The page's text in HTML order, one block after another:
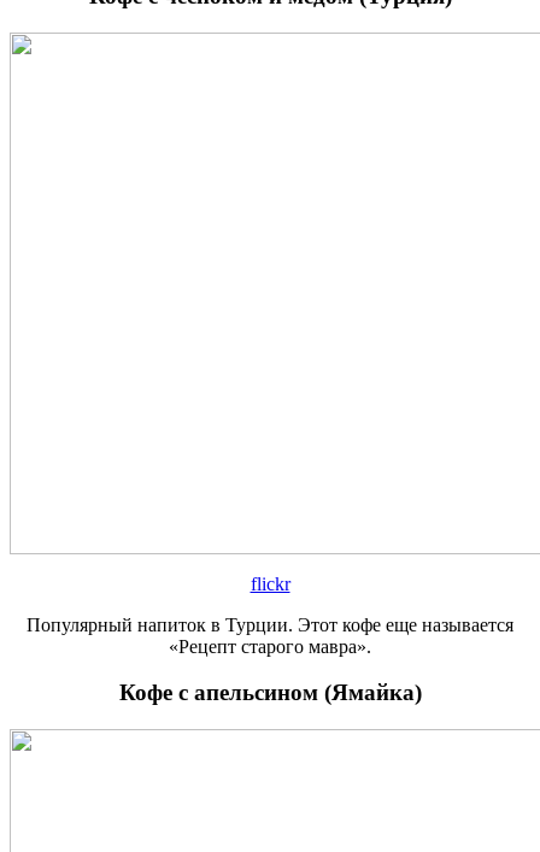
flickr
Популярный напиток в Турции. Этот кофе еще называется
«Рецепт старого мавра».
Кофе с апельсином (Ямайка)